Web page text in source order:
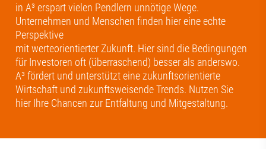
in A³ erspart vielen Pendlern unnötige Wege.
Unternehmen und Menschen finden hier eine echte
Perspektive
mit werteorientierter Zukunft. Hier sind die Bedingungen
für Investoren oft (überraschend) besser als anderswo.
A³ fördert und unterstützt eine zukunftsorientierte
Wirtschaft und zukunftsweisende Trends. Nutzen Sie
hier Ihre Chancen zur Entfaltung und Mitgestaltung.